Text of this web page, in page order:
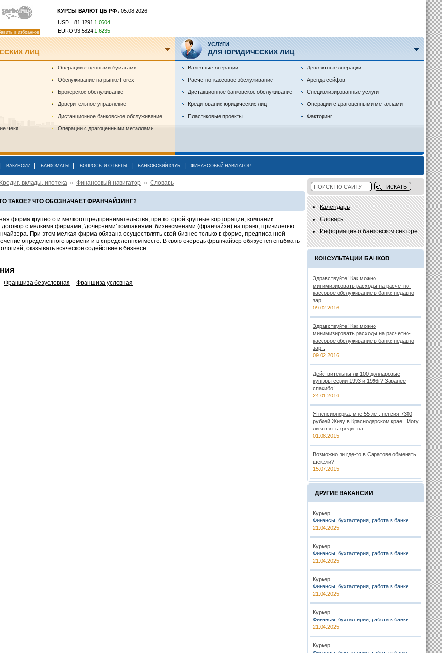
в избранное
КУРСЫ ВАЛЮТ ЦБ РФ / 05.08.2026
USD
81.1291 1.0604
EURO 93.5824 1.6235
ЛИЦ
УСЛУГИ
ДЛЯ ЮРИДИЧЕСКИХ ЛИЦ
чеки
Операции с ценными бумагами
Обслуживание на рынке Forex
Брокерское обслуживание
Доверительное управление
Дистанционное банковское обслуживание
Операции с драгоценными металлами
Валютные операции
Расчетно-кассовое обслуживание
Дистанционное банковское обслуживание
Кредитование юридических лиц
Пластиковые проекты
Депозитные операции
Аренда сейфов
Специализированные услуги
Операции с драгоценными металлами
Факторинг
ВАКАНСИИ БАНКОМАТЫ ВОПРОСЫ И ОТВЕТЫ БАНКОВСКИЙ КЛУБ ФИНАНСОВЫЙ НАВИГАТОР
вклады, ипотека » Финансовый навигатор » Словарь
ТАКОЕ? ЧТО ОБОЗНАЧАЕТ ФРАНЧАЙЗИНГ?
форма крупного и мелкого предпринимательства, при которой крупные корпорации, компании
с мелкими фирмами, 'дочерними' компаниями, бизнесменами (франчайзи) на право, привилегию
При этом мелкая фирма обязана осуществлять свой бизнес только в форме, предписанной
определенного времени и в определенном месте. В свою очередь франчайзер обязуется снабжать
оказывать всяческое содействие в бизнесе.
Франшиза безусловная Франшиза условная
Календарь
Словарь
Информация о банковском секторе
КОНСУЛЬТАЦИИ БАНКОВ
Здравствуйте! Как можно
минимизировать расходы на расчетно-
кассовое обслуживание в банке недавно
зар...
09.02.2016
Здравствуйте! Как можно
минимизировать расходы на расчетно-
кассовое обслуживание в банке недавно
зар...
09.02.2016
Действительны ли 100 долларовые
купюры серии 1993 и 1996г? Заранее
спасибо!
24.01.2016
Я пенсионерка, мне 55 лет, пенсия 7300
рублей.Живу в Краснодарском крае . Могу
ли я взять кредит на ...
01.08.2015
Возможно ли где-то в Саратове обменять
шекели?
15.07.2015
ДРУГИЕ ВАКАНСИИ
Курьер
Финансы, бухгалтерия, работа в банке
21.04.2025
Курьер
Финансы, бухгалтерия, работа в банке
21.04.2025
Курьер
Финансы, бухгалтерия, работа в банке
21.04.2025
Курьер
Финансы, бухгалтерия, работа в банке
21.04.2025
Курьер